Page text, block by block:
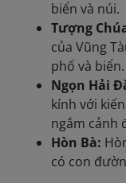
biển và núi.
Tượng
của Vũng
phố và biển.
Ngọn Hải
kính với
ngắm cảnh
Hòn Bà:
có con